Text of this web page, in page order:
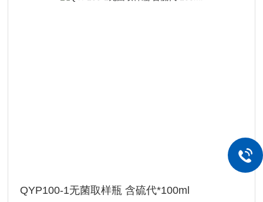
QYP100-1无菌取样瓶 含硫代*100ml